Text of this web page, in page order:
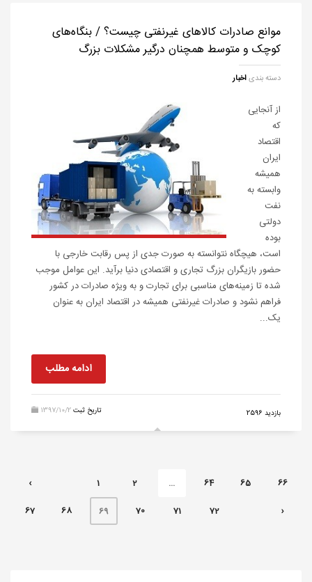
موانع صادرات کالا‌های غیرنفتی چیست؟ / بنگاه‌های
کوچک و متوسط همچنان درگیر مشکلات بزرگ
دسته بندیاخبار
از آنجایی
که
اقتصاد
ایران
همیشه
وابسته به
نفت
دولتی
بوده
است، هیچگاه نتوانسته به صورت جدی از پس رقابت خارجی با
حضور بازیگران بزرگ تجاری و اقتصادی دنیا برآید. این عوامل موجب
شده تا زمینه‌های مناسبی برای تجارت و به ویژه صادرات در کشور
فراهم نشود و صادرات غیرنفتی همیشه در اقتصاد ایران به عنوان
یک...
ادامه مطلب
1397/10/2تاریخ ثبت بازدید 2596
‹ 1 2 ... 64 65
66
67
68 69 70 71 72 ›